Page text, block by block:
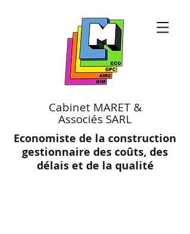
Economiste de la construction
gestionnaire des coûts, des
délais et de la qualité
Cabinet MARET &
Associés SARL